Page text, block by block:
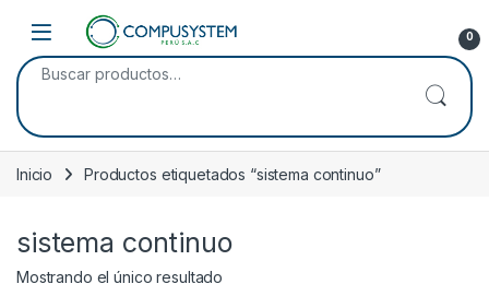
Skip to navigation
Skip to content
Open 0
Buscar por:
Inicio Productos etiquetados “sistema continuo”
sistema continuo
Mostrando el único resultado